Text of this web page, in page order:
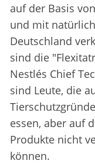
auf der Basis
und mit
Deutschland
sind die
Nestlés Chief
sind Leute, die
essen, aber auf
Produkte nicht
können.